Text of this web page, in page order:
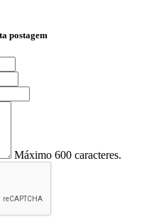
postagem
Máximo 600 caracteres.